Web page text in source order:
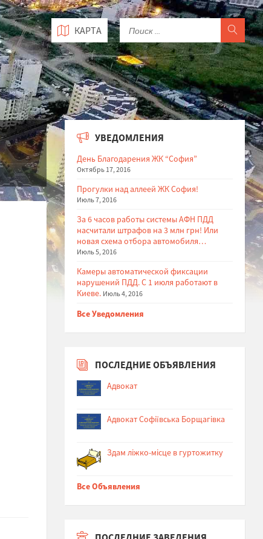
КАРТА
УВЕДОМЛЕНИЯ
День Благодарения ЖК “София”
Октябрь 17, 2016
Прогулки над аллеей ЖК София!
Июль 7, 2016
За 6 часов работы системы АФН ПДД
насчитали штрафов на 3 млн грн! Или
новая схема отбора автомобиля…
Июль 5, 2016
Камеры автоматической фиксации
нарушений ПДД. С 1 июля работают в
Киеве. Июль 4, 2016
Все Уведомления
ПОСЛЕДНИЕ ОБЪЯВЛЕНИЯ
Адвокат
Адвокат Софіївська Борщагівка
Здам ліжко-місце в гуртожитку
Все Объявления